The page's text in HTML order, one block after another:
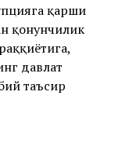
қарши
қонунчилик
давлат
таъсир